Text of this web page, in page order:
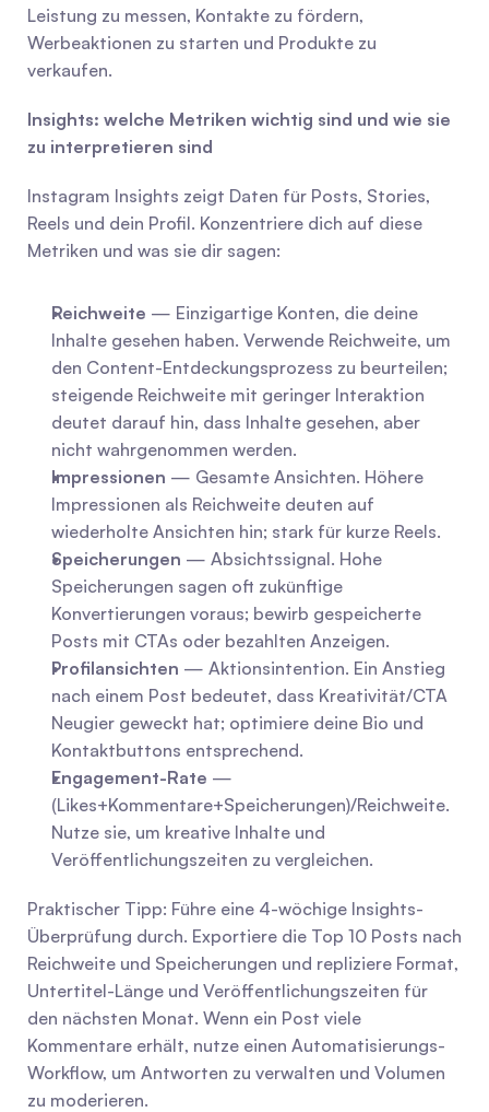
Leistung zu messen, Kontakte zu fördern,
Werbeaktionen zu starten und Produkte zu
verkaufen.
Insights: welche Metriken wichtig sind und wie sie
zu interpretieren sind
Instagram Insights zeigt Daten für Posts, Stories,
Reels und dein Profil. Konzentriere dich auf diese
Metriken und was sie dir sagen:
Reichweite — Einzigartige Konten, die deine
Inhalte gesehen haben. Verwende Reichweite, um
den Content-Entdeckungsprozess zu beurteilen;
steigende Reichweite mit geringer Interaktion
deutet darauf hin, dass Inhalte gesehen, aber
nicht wahrgenommen werden.
Impressionen — Gesamte Ansichten. Höhere
Impressionen als Reichweite deuten auf
wiederholte Ansichten hin; stark für kurze Reels.
Speicherungen — Absichtssignal. Hohe
Speicherungen sagen oft zukünftige
Konvertierungen voraus; bewirb gespeicherte
Posts mit CTAs oder bezahlten Anzeigen.
Profilansichten — Aktionsintention. Ein Anstieg
nach einem Post bedeutet, dass Kreativität/CTA
Neugier geweckt hat; optimiere deine Bio und
Kontaktbuttons entsprechend.
Engagement-Rate —
(Likes+Kommentare+Speicherungen)/Reichweite.
Nutze sie, um kreative Inhalte und
Veröffentlichungszeiten zu vergleichen.
Praktischer Tipp: Führe eine 4-wöchige Insights-
Überprüfung durch. Exportiere die Top 10 Posts nach
Reichweite und Speicherungen und repliziere Format,
Untertitel-Länge und Veröffentlichungszeiten für
den nächsten Monat. Wenn ein Post viele
Kommentare erhält, nutze einen Automatisierungs-
Workflow, um Antworten zu verwalten und Volumen
zu moderieren.